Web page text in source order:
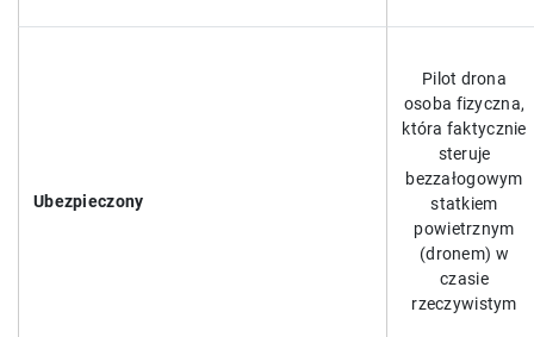
Ubezpieczony
Pilot drona
osoba fizyczna,
która faktycznie
steruje
bezzałogowym
statkiem
powietrznym
(dronem) w
czasie
rzeczywistym